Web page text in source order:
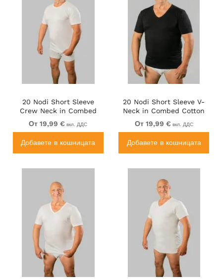
20 Nodi Short Sleeve
Crew Neck in Combed
Cotton Jersey White
От 19,99 € вкл. ДДС
Добавете в кошницата
20 Nodi Short Sleeve V-
Neck in Combed Cotton
Jersey Black
От 19,99 € вкл. ДДС
Добавете в кошницата